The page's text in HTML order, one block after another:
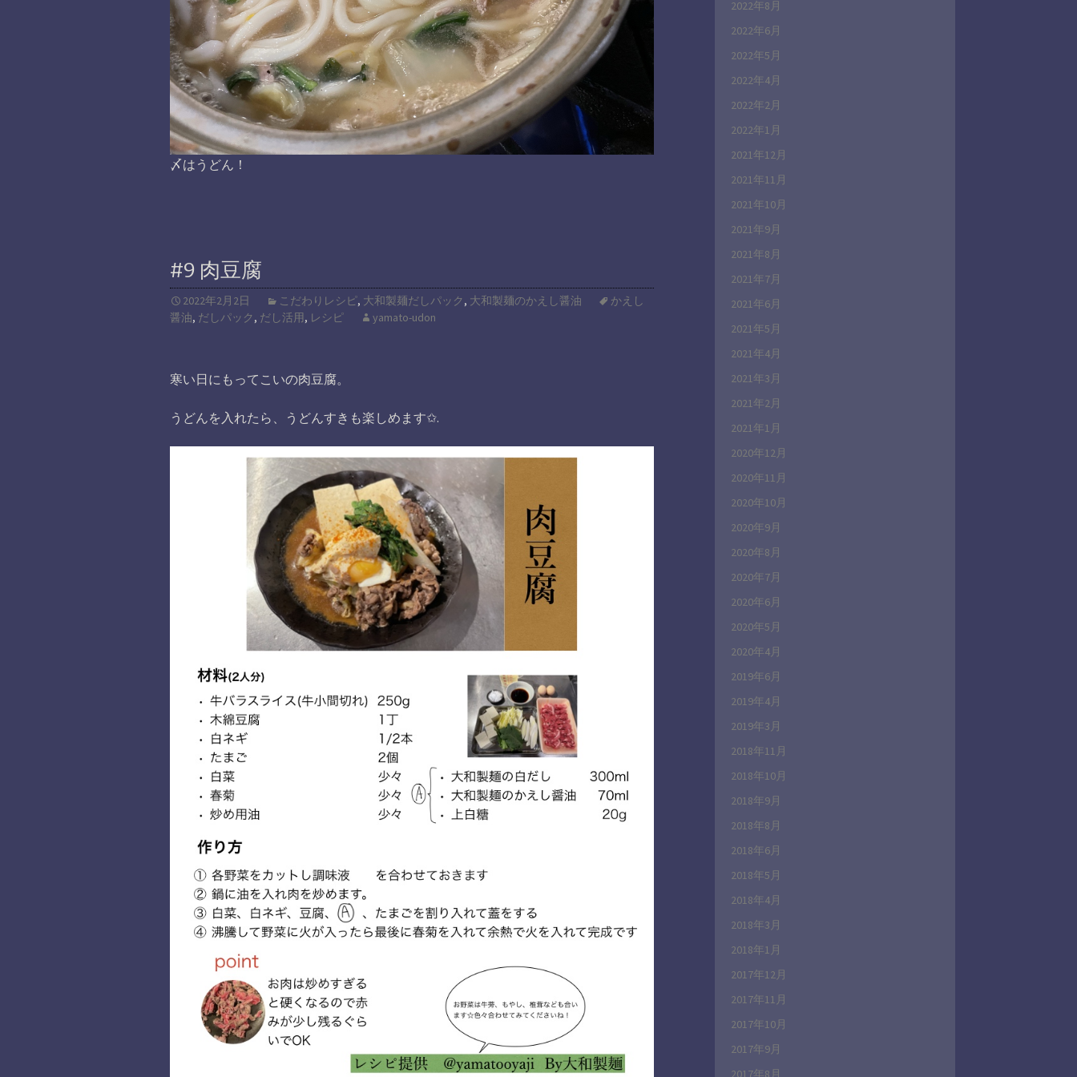
〆はうどん！
#9 肉豆腐
2022年2月2日 こだわりレシピ, 大和製麺だしパック , 大和製麺のかえし醤油
かえし
醤油, だしパック , だし活用 , レシピ yamato-udon
寒い日にもってこいの肉豆腐。
うどんを入れたら、うどんすきも楽しめます✩.
2022年8月
2022年6月
2022年5月
2022年4月
2022年2月
2022年1月
2021年12月
2021年11月
2021年10月
2021年9月
2021年8月
2021年7月
2021年6月
2021年5月
2021年4月
2021年3月
2021年2月
2021年1月
2020年12月
2020年11月
2020年10月
2020年9月
2020年8月
2020年7月
2020年6月
2020年5月
2020年4月
2019年6月
2019年4月
2019年3月
2018年11月
2018年10月
2018年9月
2018年8月
2018年6月
2018年5月
2018年4月
2018年3月
2018年1月
2017年12月
2017年11月
2017年10月
2017年9月
2017年8月